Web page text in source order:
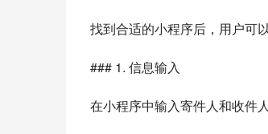
找到合适的小程序后，用户可
### 1. 信息输入
在小程序中输入寄件人和收件